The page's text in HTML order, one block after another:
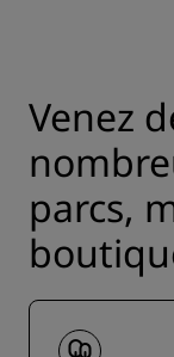
Venez
parcs,